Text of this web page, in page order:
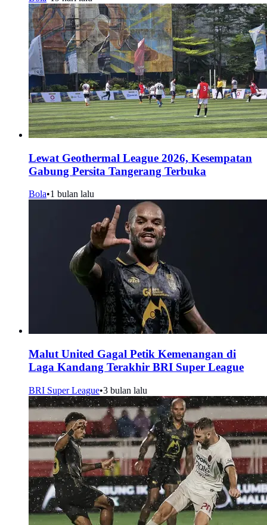
Lewat Geothermal League 2026, Kesempatan
Gabung Persita Tangerang Terbuka
Bola•1 bulan lalu
Malut United Gagal Petik Kemenangan di
Laga Kandang Terakhir BRI Super League
BRI Super League•3 bulan lalu